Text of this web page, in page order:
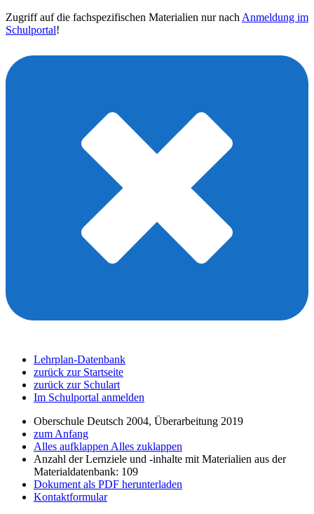
Zugriff auf die fachspezifischen Materialien nur nach Anmeldung im
Schulportal!
Lehrplan-Datenbank
zurück zur Startseite
zurück zur Schulart
Im Schulportal anmelden
Oberschule Deutsch 2004, Überarbeitung 2019
zum Anfang
Alles aufklappen Alles zuklappen
Anzahl der Lernziele und -inhalte mit Materialien aus der
Materialdatenbank: 109
Dokument als PDF herunterladen
Kontaktformular